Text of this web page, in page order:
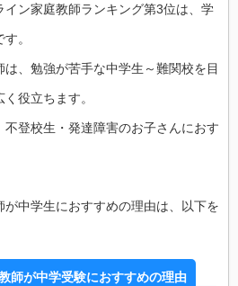
ン家庭教師ランキング第3位は、学
。
、勉強が苦手な中学生～難関校を目
役立ちます。
登校生・発達障害のお子さんにおす
中学生におすすめの理由は、以下を
師が中学受験におすすめの理由